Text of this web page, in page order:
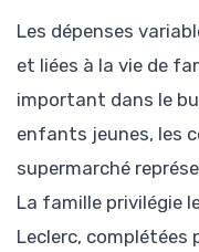
Les dépenses
et liées à la vie de
important dans le
enfants jeunes, les
supermarché
La famille privilégie
Leclerc, complétées